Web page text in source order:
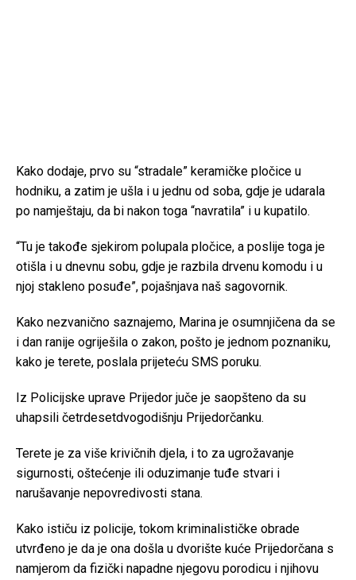
Kako dodaje, prvo su “stradale” keramičke pločice u
hodniku, a zatim je ušla i u jednu od soba, gdje je udarala
po namještaju, da bi nakon toga “navratila” i u kupatilo.
“Tu je takođe sjekirom polupala pločice, a poslije toga je
otišla i u dnevnu sobu, gdje je razbila drvenu komodu i u
njoj stakleno posuđe”, pojašnjava naš sagovornik.
Kako nezvanično saznajemo, Marina je osumnjičena da se
i dan ranije ogriješila o zakon, pošto je jednom poznaniku,
kako je terete, poslala prijeteću SMS poruku.
Iz Policijske uprave Prijedor juče je saopšteno da su
uhapsili četrdesetdvogodišnju Prijedorčanku.
Terete je za više krivičnih djela, i to za ugrožavanje
sigurnosti, oštećenje ili oduzimanje tuđe stvari i
narušavanje nepovredivosti stana.
Kako ističu iz policije, tokom kriminalističke obrade
utvrđeno je da je ona došla u dvorište kuće Prijedorčana s
namjerom da fizički napadne njegovu porodicu i njihovu